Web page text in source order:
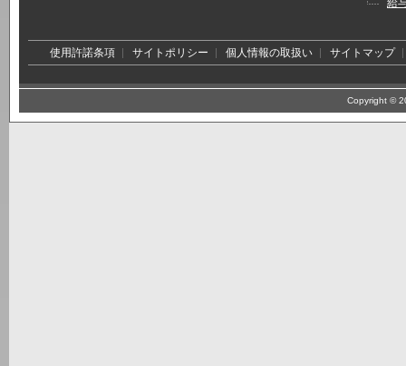
給
使用許諾条項 サイトポリシー 個人情報の取扱い サイトマップ
Copyright ©